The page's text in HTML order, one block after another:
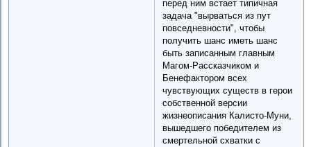
перед ним встает типичная
задача "вырваться из пут
повседневности", чтобы
получить шанс иметь шанс
быть записанным главным
Магом-Рассказчиком и
Бенефактором всех
чувствующих существ в герои
собственной версии
жизнеописания Калисто-Муни,
вышедшего победителем из
смертельной схватки с